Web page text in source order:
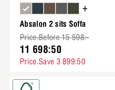
+
Absalon 2 sits Soffa
Price.Before 15 598:-
11 698:50
Price.Save 3 899:50